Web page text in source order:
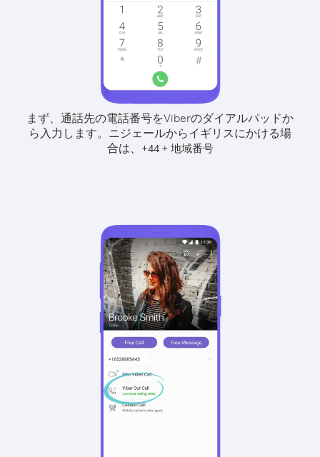
まず、通話先の電話番号をViberのダイアルパッドか
ら入力します。 ニジェールからイギリスにかける場
合は、
+44+ 地域番号